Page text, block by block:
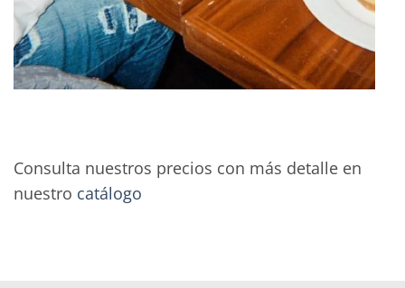
Consulta nuestros precios con más detalle en
nuestro catálogo